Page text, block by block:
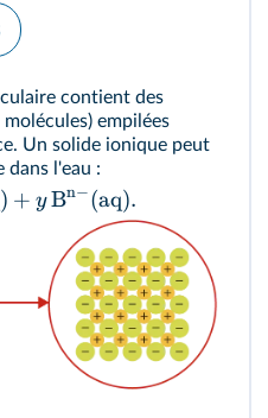
contient des
empilées
Un solide ionique peut
dans l'eau :
) + y Bn−(aq).